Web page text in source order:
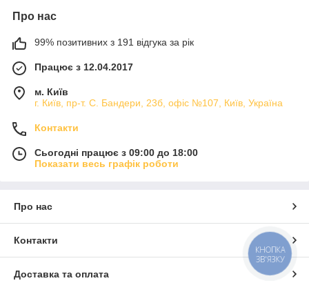
Про нас
99% позитивних з 191 відгука за рік
Працює з 12.04.2017
м. Київ
г. Київ, пр-т. С. Бандери, 23б, офіс №107, Київ, Україна
Контакти
Сьогодні працює з 09:00 до 18:00
Показати весь графік роботи
Про нас
Контакти
Доставка та оплата
КНОПКА
ЗВ'ЯЗКУ